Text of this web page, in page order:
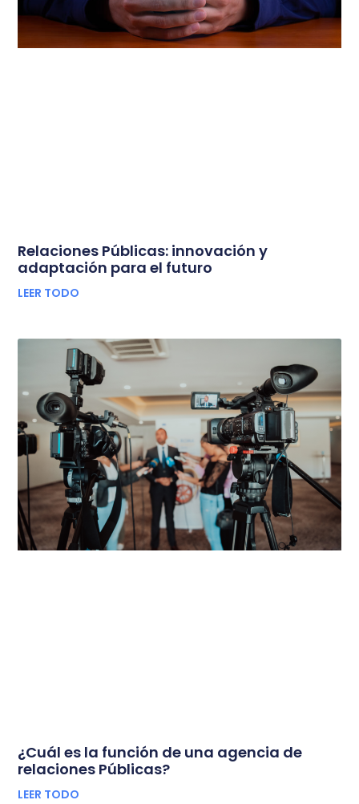
Relaciones Públicas: innovación y
adaptación para el futuro
LEER TODO
¿Cuál es la función de una agencia de
relaciones Públicas?
LEER TODO